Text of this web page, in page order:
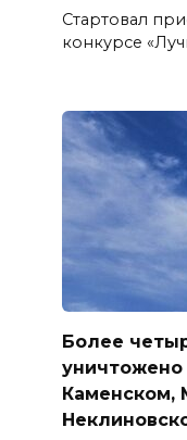
Стартовал
конкурсе
Более
уничтожено
Каменском,